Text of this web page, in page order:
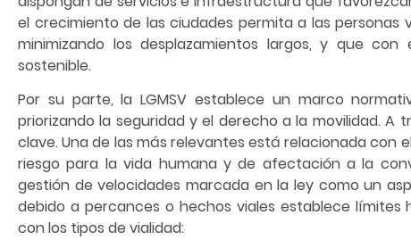
el crecimiento de las ciudades permita a las personas
minimizando los desplazamientos largos, y que
sostenible.
Por su parte, la LGMSV establece un marco
priorizando la seguridad y el derecho a la movilidad.
clave. Una de las más relevantes está relacionada
riesgo para la vida humana y de afectación a la
gestión de velocidades marcada en la ley como un
debido a percances o hechos viales establece
con los tipos de vialidad: